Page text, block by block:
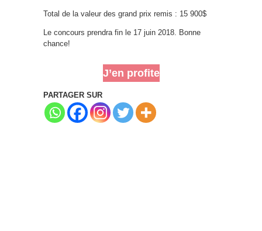
Total de la valeur des grand prix remis : 15 900$
Le concours prendra fin le 17 juin 2018. Bonne
chance!
J’en profite
PARTAGER SUR